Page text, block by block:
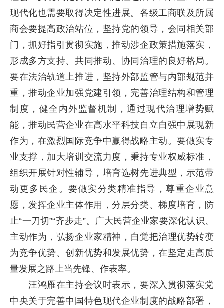
现代化也需要取得决定性进展。各级工商联及所属
商会要提高政治站位，坚持党的领导，会同相关部
门，抓好指引贯彻实施，推动涉企政策措施落实，
形成多方支持、共同推动、协同治理的良好格局。
要在法治轨道上推进，坚持外部监管与内部规范并
重，推动企业加强党建引领，完善治理结构和管理
制度，健全内外监督机制，通过现代治理增势赋
能，推动民营企业在高水平科技自立自强中展现新
作为，在激烈国际竞争中赢得战略主动。要做实专
业支撑，加大培训交流力度，秉持专业权威标准，
组织开展针对性辅导，培育选树先进典型，示范带
动更多民企。要做实分类精准指导，尊重企业意
愿，发挥企业主体作用，分层分类、梯度培育，防
止“一刀切”“齐步走”。广大民营企业家要深化认识、
主动作为，弘扬企业家精神，自觉把治理优势转变
为竞争优势、创新优势和发展优势，在坚定走高质
量发展之路上当先锋、作表率。
汪鸿雁在主持会议时表示，要深入贯彻落实党
中央关于完善中国特色现代企业制度的战略部署，